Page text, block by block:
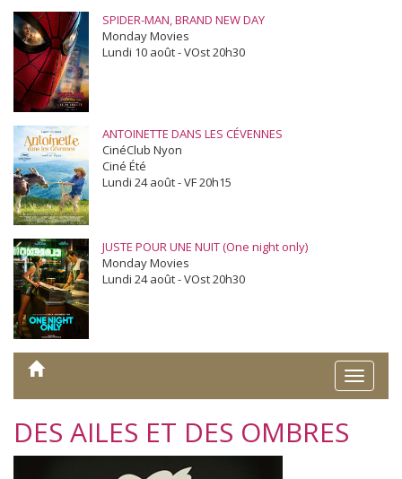
SPIDER-MAN, BRAND NEW DAY
Monday Movies
Lundi 10 août - VOst 20h30
ANTOINETTE DANS LES CÉVENNES
CinéClub Nyon
Ciné Été
Lundi 24 août - VF 20h15
JUSTE POUR UNE NUIT (One night only)
Monday Movies
Lundi 24 août - VOst 20h30
Toggle
DES AILES ET DES OMBRES